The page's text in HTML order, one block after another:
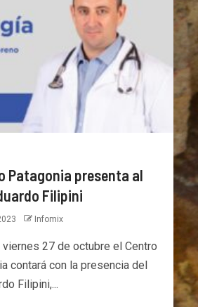
Patagonia presenta al
Filipini
Infomix
27 de octubre el Centro
contará con la presencia del
Filipini,...